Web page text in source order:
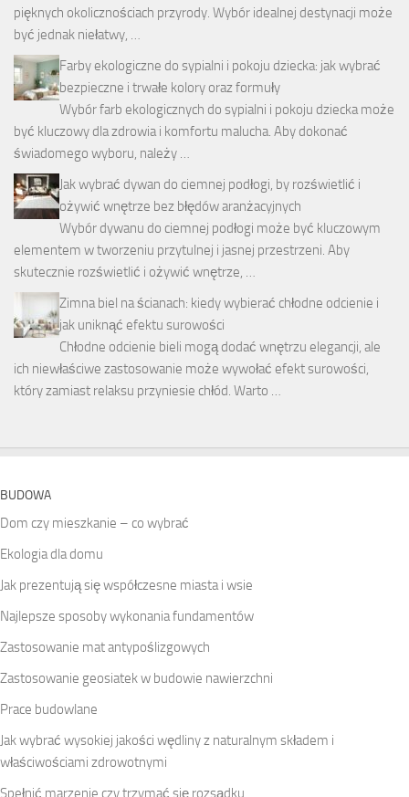
pięknych okolicznościach przyrody. Wybór idealnej destynacji może
być jednak niełatwy, …
Farby ekologiczne do sypialni i pokoju dziecka: jak wybrać
bezpieczne i trwałe kolory oraz formuły
Wybór farb ekologicznych do sypialni i pokoju dziecka może
być kluczowy dla zdrowia i komfortu malucha. Aby dokonać
świadomego wyboru, należy …
Jak wybrać dywan do ciemnej podłogi, by rozświetlić i
ożywić wnętrze bez błędów aranżacyjnych
Wybór dywanu do ciemnej podłogi może być kluczowym
elementem w tworzeniu przytulnej i jasnej przestrzeni. Aby
skutecznie rozświetlić i ożywić wnętrze, …
Zimna biel na ścianach: kiedy wybierać chłodne odcienie i
jak uniknąć efektu surowości
Chłodne odcienie bieli mogą dodać wnętrzu elegancji, ale
ich niewłaściwe zastosowanie może wywołać efekt surowości,
który zamiast relaksu przyniesie chłód. Warto …
BUDOWA
Dom czy mieszkanie – co wybrać
Ekologia dla domu
Jak prezentują się współczesne miasta i wsie
Najlepsze sposoby wykonania fundamentów
Zastosowanie mat antypoślizgowych
Zastosowanie geosiatek w budowie nawierzchni
Prace budowlane
Jak wybrać wysokiej jakości wędliny z naturalnym składem i
właściwościami zdrowotnymi
Spełnić marzenie czy trzymać się rozsądku